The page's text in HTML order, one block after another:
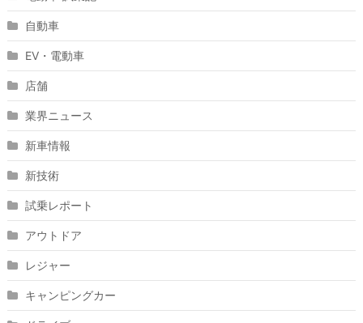
自動車
EV・電動車
店舗
業界ニュース
新車情報
新技術
試乗レポート
アウトドア
レジャー
キャンピングカー